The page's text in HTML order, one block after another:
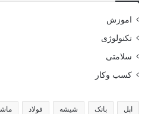
اموزش
تکنولوژی
سلامتی
کسب وکار
اپل بانک شیشه فولاد